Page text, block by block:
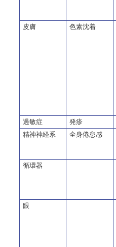
皮膚
色素沈着
過敏症 発疹
精神神経系
全身倦怠感
循環器
眼